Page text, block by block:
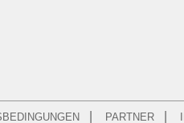
PARTNER